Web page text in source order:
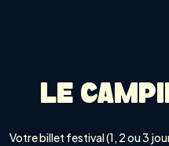
LE
Votre billet festival (1, 2 ou 3